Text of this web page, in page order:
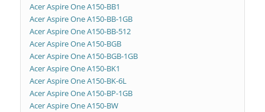
Acer Aspire One A150-BB1
Acer Aspire One A150-BB-1GB
Acer Aspire One A150-BB-512
Acer Aspire One A150-BGB
Acer Aspire One A150-BGB-1GB
Acer Aspire One A150-BK1
Acer Aspire One A150-BK-6L
Acer Aspire One A150-BP-1GB
Acer Aspire One A150-BW